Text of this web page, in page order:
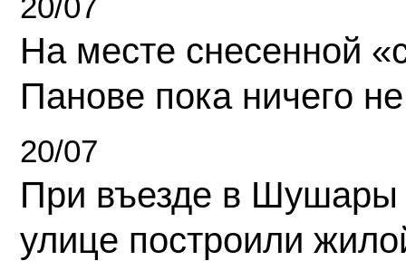
На месте снесенной
Панове пока ничего
20/07
При въезде в Шушары
улице построили